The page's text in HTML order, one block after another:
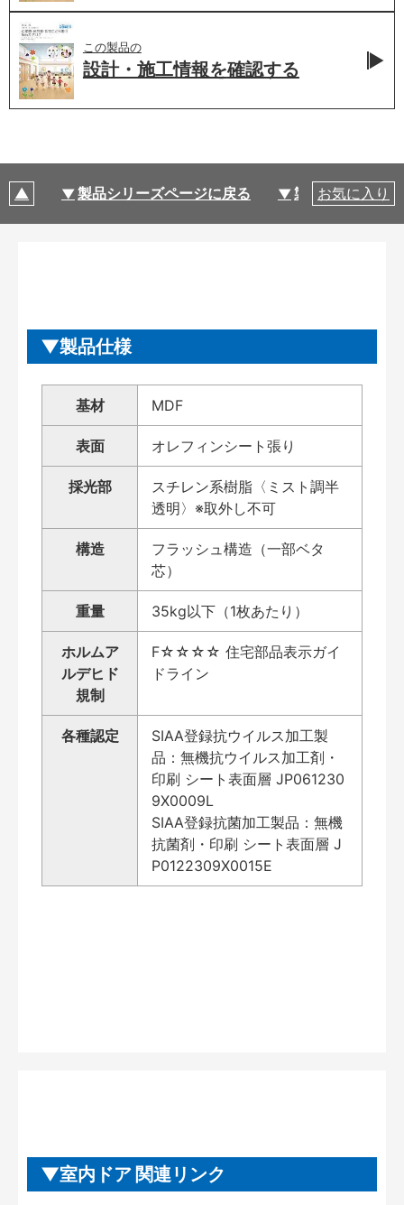
この製品の
設計・施工情報を確認する
製品シリーズページに戻る 製品仕様
お気に入り
製品仕様
基材 MDF
表面 オレフィンシート張り
採光部
スチレン系樹脂〈ミスト調半
透明〉※取外し不可
構造
フラッシュ構造（一部ベタ
芯）
重量 35kg以下（1枚あたり）
ホルムア
ルデヒド
規制
F☆☆☆☆ 住宅部品表示ガイ
ドライン
各種認定
SIAA登録抗ウイルス加工製
品：無機抗ウイルス加工剤・
印刷 シート表面層 JP061230
9X0009L
SIAA登録抗菌加工製品：無機
抗菌剤・印刷 シート表面層 J
P0122309X0015E
室内ドア 関連リンク